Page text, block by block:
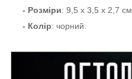
- Розміри: 9,5 x 3,5 x 2,7 см.
- Колір: чорний.